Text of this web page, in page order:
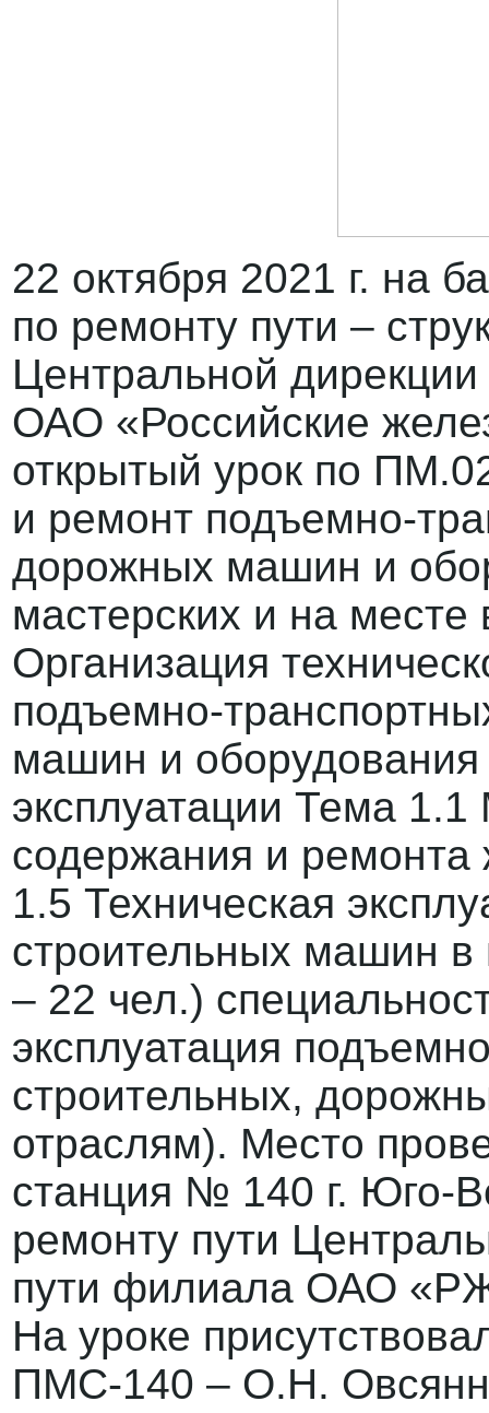
22 октября 2021 г. на
по ремонту пути –
Центральной
ОАО «Российские
открытый урок по
и ремонт подъемно-
дорожных машин и
мастерских и на
Организация
подъемно-
машин и
эксплуатации Тема
содержания и ремонта
1.5 Техническая
строительных машин в
– 22 чел.)
эксплуатация
строительных,
отраслям). Место
станция № 140 г. Юго-
ремонту пути
пути филиала ОАО
На уроке
ПМС-140 – О.Н.